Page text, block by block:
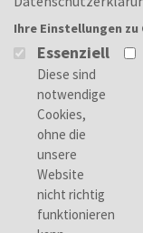
Meist
durch
die Du
Für
Dich
dass
Ihre Einstellungen
Essenziell